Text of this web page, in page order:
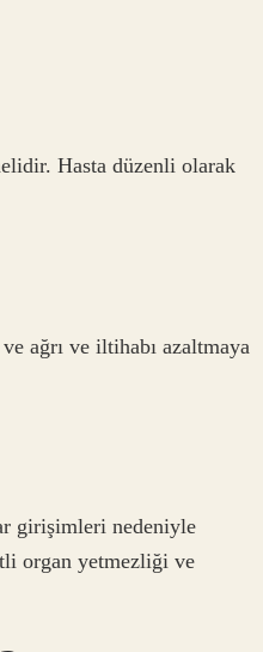
Hasta düzenli olarak
ağrı ve iltihabı azaltmaya
girişimleri nedeniyle
organ yetmezliği ve